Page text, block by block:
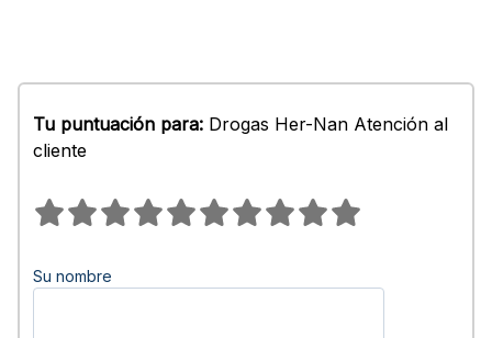
Tu puntuación para: Drogas Her-Nan Atención al
cliente
Su nombre